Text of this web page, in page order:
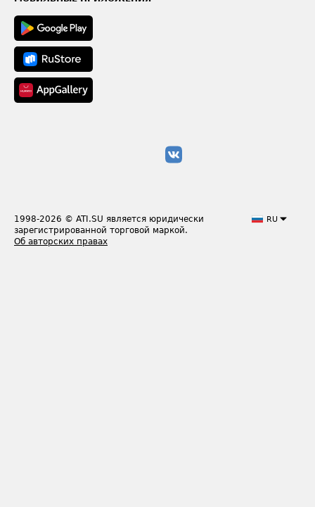
1998-2026 © ATI.SU является юридически
зарегистрированной торговой маркой.
Об авторских правах
RU